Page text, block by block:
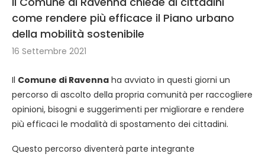
come rendere più efficace il Piano urbano
della mobilità sostenibile
16 Settembre 2021
Il Comune di Ravenna ha avviato in questi giorni un
percorso di ascolto della propria comunità per raccogliere
opinioni, bisogni e suggerimenti per migliorare e rendere
più efficaci le modalità di spostamento dei cittadini.
Questo percorso diventerà parte integrante